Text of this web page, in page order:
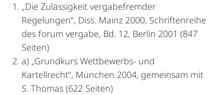
„Die Zulässigkeit vergabefremder
Regelungen“, Diss. Mainz 2000, Schriftenreihe
des forum vergabe, Bd. 12, Berlin 2001 (847
Seiten)
a) „Grundkurs Wettbewerbs- und
Kartellrecht“, München 2004, gemeinsam mit
S. Thomas (622 Seiten)